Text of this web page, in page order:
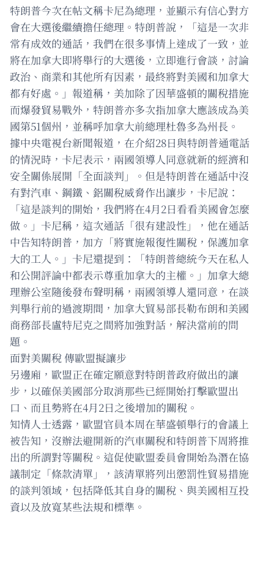
特朗普今次在帖文稱卡尼為總理，並顯示有信心對方
會在大選後繼續擔任總理。特朗普說，「這是一次非
常有成效的通話，我們在很多事情上達成了一致，並
將在加拿大即將舉行的大選後，立即進行會談，討論
政治、商業和其他所有因素，最終將對美國和加拿大
都有好處。」報道稱，美加除了因華盛頓的關稅措施
而爆發貿易戰外，特朗普亦多次指加拿大應該成為美
國第51個州，並稱呼加拿大前總理杜魯多為州長。
據中央電視台新聞報道，在介紹28日與特朗普通電話
的情況時，卡尼表示，兩國領導人同意就新的經濟和
安全關係展開「全面談判」。但是特朗普在通話中沒
有對汽車、鋼鐵、鋁關稅威脅作出讓步，卡尼說：
「這是談判的開始，我們將在4月2日看看美國會怎麼
做。」卡尼稱，這次通話「很有建設性」，他在通話
中告知特朗普，加方「將實施報復性關稅，保護加拿
大的工人。」卡尼還提到：「特朗普總統今天在私人
和公開評論中都表示尊重加拿大的主權。」加拿大總
理辦公室隨後發布聲明稱，兩國領導人還同意，在談
判舉行前的過渡期間，加拿大貿易部長勒布朗和美國
商務部長盧特尼克之間將加強對話，解決當前的問
題。
面對美關稅 傳歐盟擬讓步
另邊廂，歐盟正在確定願意對特朗普政府做出的讓
步，以確保美國部分取消那些已經開始打擊歐盟出
口、而且勢將在4月2日之後增加的關稅。
知情人士透露，歐盟官員本周在華盛頓舉行的會議上
被告知，沒辦法避開新的汽車關稅和特朗普下周將推
出的所謂對等關稅。這促使歐盟委員會開始為潛在協
議制定「條款清單」，該清單將列出懲罰性貿易措施
的談判領域，包括降低其自身的關稅、與美國相互投
資以及放寬某些法規和標準。